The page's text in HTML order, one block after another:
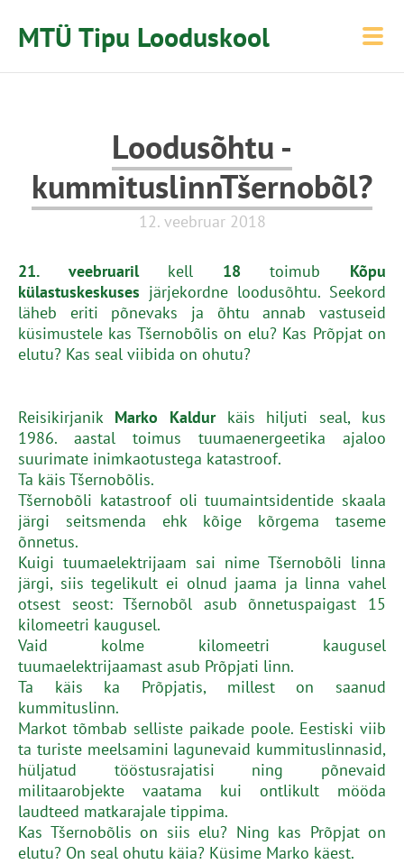
MTÜ Tipu Looduskool
Loodusõhtu -
kummituslinnTšernobõl?
12. veebruar 2018
21. veebruarilkell 18 toimub Kõpu
külastuskeskuses järjekordne loodusõhtu. Seekord
läheb eriti põnevaks ja õhtu annab vastuseid
küsimustele kas Tšernobõlis on elu? Kas Prõpjat on
elutu? Kas seal viibida on ohutu?
Reisikirjanik Marko Kaldurkäis hiljuti seal, kus
1986. aastal toimus tuumaenergeetika ajaloo
suurimate inimkaotustega katastroof.
Ta käis Tšernobõlis.
Tšernobõli katastroof oli tuumaintsidentide skaala
järgi seitsmenda ehk kõige kõrgema taseme
õnnetus.
Kuigi tuumaelektrijaam sai nime Tšernobõli linna
järgi, siis tegelikult ei olnud jaama ja linna vahel
otsest seost: Tšernobõl asub õnnetuspaigast 15
kilomeetri kaugusel.
Vaid kolme kilomeetri kaugusel
tuumaelektrijaamast asub Prõpjati linn.
Ta käis ka Prõpjatis, millest on saanud
kummituslinn.
Markot tõmbab selliste paikade poole. Eestiski viib
ta turiste meelsamini lagunevaid kummituslinnasid,
hüljatud tööstusrajatisi ning põnevaid
militaarobjekte vaatama kui ontlikult mööda
laudteed matkarajale tippima.
Kas Tšernobõlis on siis elu? Ning kas Prõpjat on
elutu? On seal ohutu käia? Küsime Marko käest.